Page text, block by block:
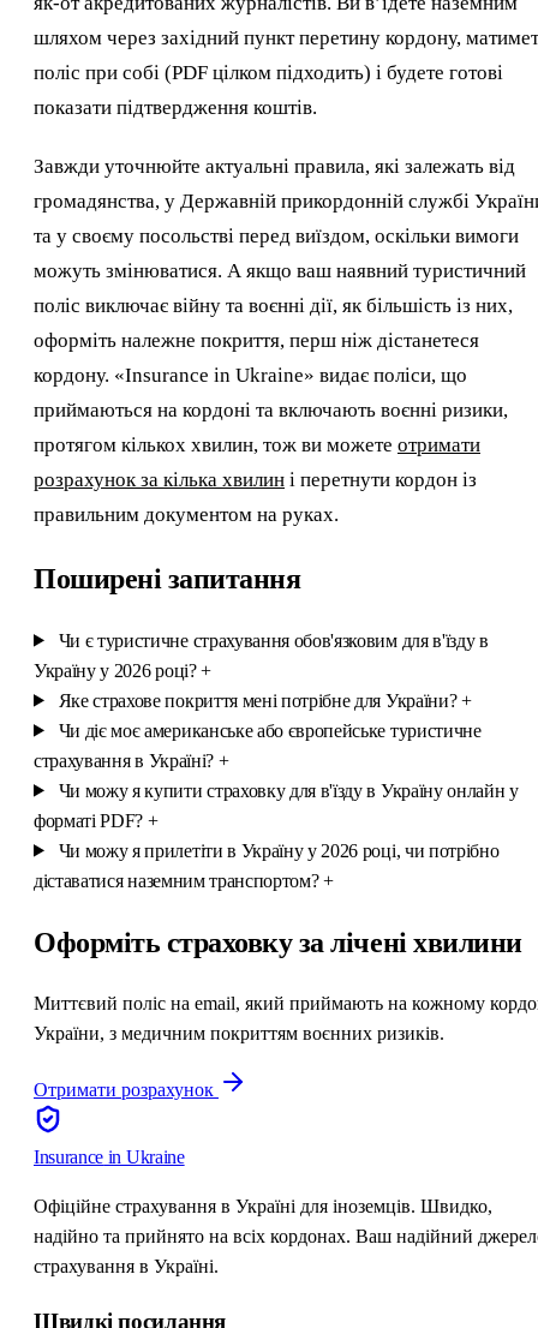
шляхом через західний пункт перетину кордону,
поліс при собі (PDF цілком підходить) і будете готові
показати підтвердження коштів.
Завжди уточнюйте актуальні правила, які залежать від
громадянства, у Державній прикордонній службі
та у своєму посольстві перед виїздом, оскільки вимоги
можуть змінюватися. А якщо ваш наявний туристичний
поліс виключає війну та воєнні дії, як більшість із них,
оформіть належне покриття, перш ніж дістанетеся
кордону. «Insurance in Ukraine» видає поліси, що
приймаються на кордоні та включають воєнні ризики,
протягом кількох хвилин, тож ви можете отримати
розрахунок за кілька хвилин і перетнути кордон із
правильним документом на руках.
Поширені запитання
Чи є туристичне страхування обов'язковим для в'їзду в
Україну у 2026 році? +
Яке страхове покриття мені потрібне для України? +
Чи діє моє американське або європейське туристичне
страхування в Україні? +
Чи можу я купити страховку для в'їзду в Україну онлайн у
форматі PDF? +
Чи можу я прилетіти в Україну у 2026 році, чи потрібно
діставатися наземним транспортом? +
Оформіть страховку за лічені хвилини
Миттєвий поліс на email, який приймають на кожному
України, з медичним покриттям воєнних ризиків.
Отримати розрахунок
Insurance in Ukraine
Офіційне страхування в Україні для іноземців. Швидко,
надійно та прийнято на всіх кордонах. Ваш надійний
страхування в Україні.
Швидкі посилання